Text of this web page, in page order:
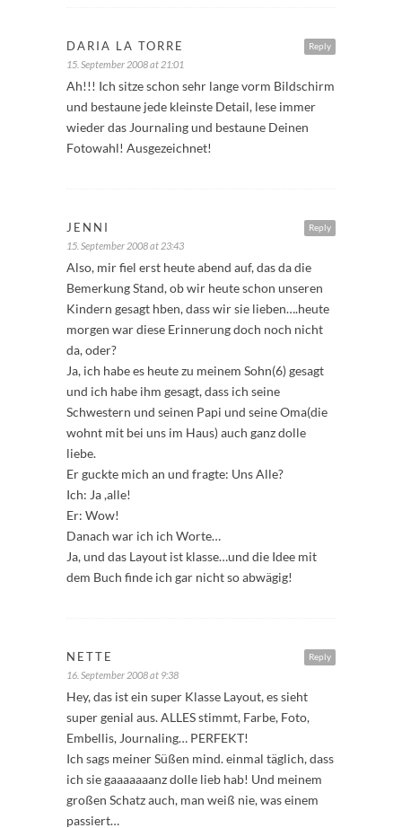
Reply
DARIA LA TORRE
15. September 2008 at 21:01
Ah!!! Ich sitze schon sehr lange vorm Bildschirm
und bestaune jede kleinste Detail, lese immer
wieder das Journaling und bestaune Deinen
Fotowahl! Ausgezeichnet!
Reply
JENNI
15. September 2008 at 23:43
Also, mir fiel erst heute abend auf, das da die
Bemerkung Stand, ob wir heute schon unseren
Kindern gesagt hben, dass wir sie lieben….heute
morgen war diese Erinnerung doch noch nicht
da, oder?
Ja, ich habe es heute zu meinem Sohn(6) gesagt
und ich habe ihm gesagt, dass ich seine
Schwestern und seinen Papi und seine Oma(die
wohnt mit bei uns im Haus) auch ganz dolle
liebe.
Er guckte mich an und fragte: Uns Alle?
Ich: Ja ,alle!
Er: Wow!
Danach war ich ich Worte…
Ja, und das Layout ist klasse…und die Idee mit
dem Buch finde ich gar nicht so abwägig!
Reply
NETTE
16. September 2008 at 9:38
Hey, das ist ein super Klasse Layout, es sieht
super genial aus. ALLES stimmt, Farbe, Foto,
Embellis, Journaling… PERFEKT!
Ich sags meiner Süßen mind. einmal täglich, dass
ich sie gaaaaaaanz dolle lieb hab! Und meinem
großen Schatz auch, man weiß nie, was einem
passiert…